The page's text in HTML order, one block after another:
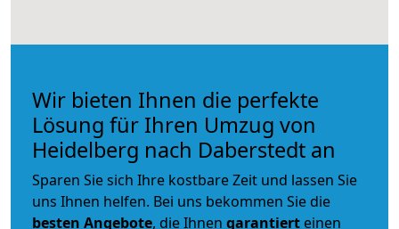
Wir bieten Ihnen die perfekte
Lösung für Ihren Umzug von
Heidelberg nach Daberstedt an
Sparen Sie sich Ihre kostbare Zeit und lassen Sie
uns Ihnen helfen. Bei uns bekommen Sie die
besten Angebote, die Ihnen garantiert einen